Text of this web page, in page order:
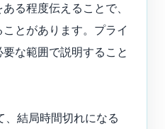
る程度伝えることで、
とがあります。プライ
な範囲で説明すること
結局時間切れになる